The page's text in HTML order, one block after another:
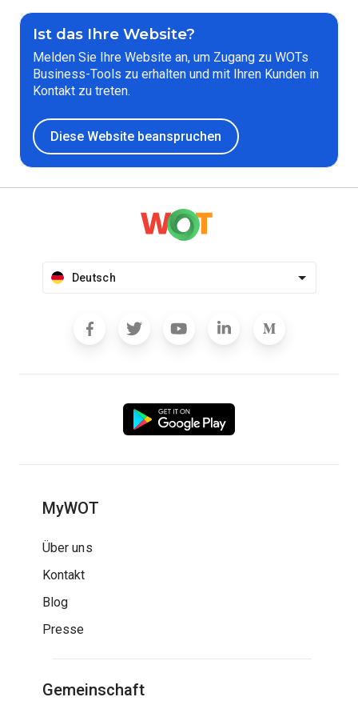
Ist das Ihre Website?
Melden Sie Ihre Website an, um Zugang zu WOTs
Business-Tools zu erhalten und mit Ihren Kunden in
Kontakt zu treten.
Diese Website beanspruchen
Deutsch
MyWOT
Über uns
Kontakt
Blog
Presse
Gemeinschaft